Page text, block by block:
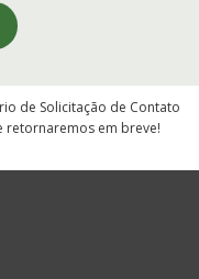
de Solicitação de Contato
retornaremos em breve!